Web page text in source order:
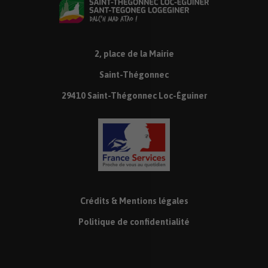
2, place de la Mairie
Saint-Thégonnec
29410 Saint-Thégonnec Loc-Éguiner
Crédits & Mentions légales
Politique de confidentialité